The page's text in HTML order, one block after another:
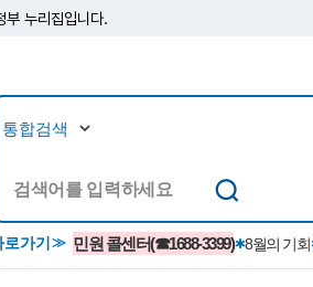
부 누리집입니다.
로가기 민원 콜센터(☎1688-3399) 8월의 기회
민원/참여